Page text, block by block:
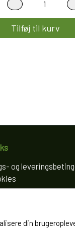
Tilføj til kurv
og
og
din